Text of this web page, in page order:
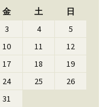
金 土 日
3 4
5
10 11
12
17 18
19
24 25
26
31